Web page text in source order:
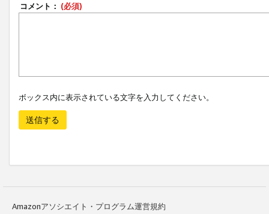
コメント： (必須)
ボックス内に表示されている文字を入力してください。
送信する
Amazonアソシエイト・プログラム運営規約